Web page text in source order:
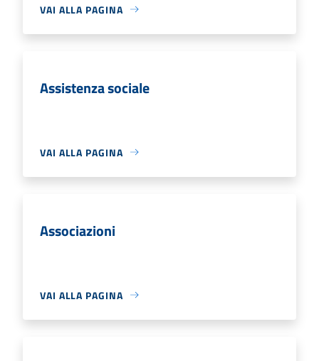
VAI ALLA PAGINA
Assistenza sociale
VAI ALLA PAGINA
Associazioni
VAI ALLA PAGINA